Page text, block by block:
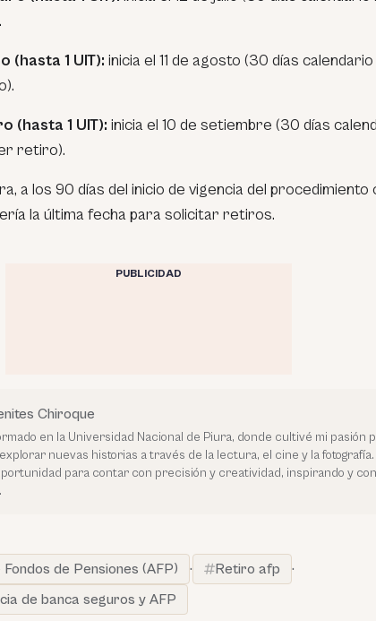
(hasta 1 UIT): inicia el 11 de agosto (30 días
(hasta 1 UIT): inicia el 10 de setiembre (30 días
retiro).
a los 90 días del inicio de vigencia del procedimiento
la última fecha para solicitar retiros.
PUBLICIDAD
Chiroque
en la Universidad Nacional de Piura, donde cultivé mi pasión
nuevas historias a través de la lectura, el cine y la fotografía.
para contar con precisión y creatividad, inspirando y
de Pensiones (AFP)
· Retiro afp
·
de banca seguros y AFP